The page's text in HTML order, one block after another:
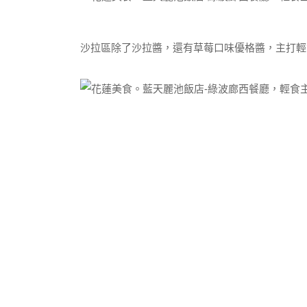
沙拉區除了沙拉醬，還有草莓口味優格醬，主打